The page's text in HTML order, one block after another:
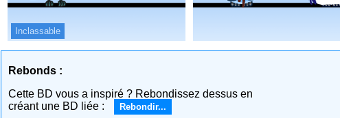
Inclassable
Rebonds :
Cette BD vous a inspiré ? Rebondissez dessus en
créant une BD liée :
Rebondir...